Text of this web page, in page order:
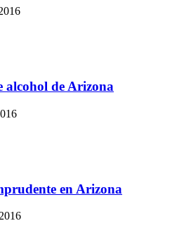
alcohol de Arizona
en Arizona